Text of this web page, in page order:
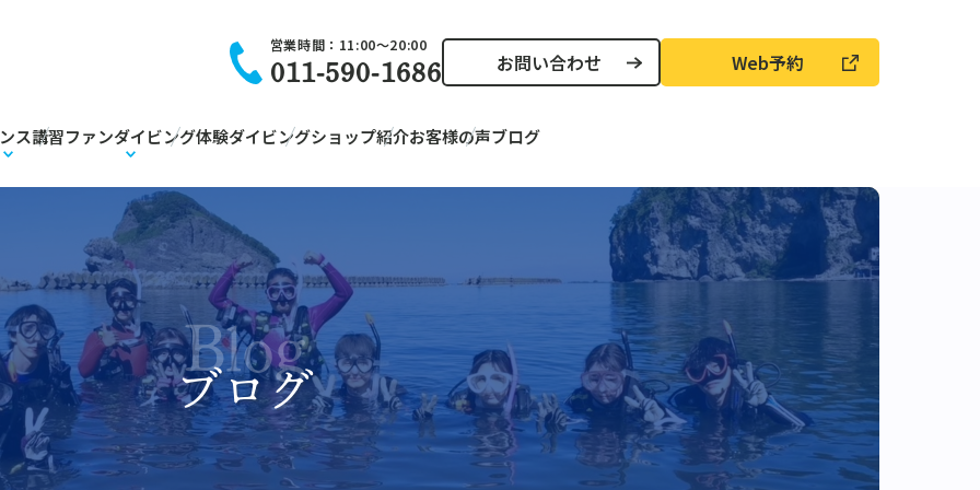
営業時間： 11:00〜20:00
011-590-1686 お問い合わせ Web予約
ス講習ファンダイビング体験ダイビングショップ紹介お客様の声ブログ
Blog
ブログ